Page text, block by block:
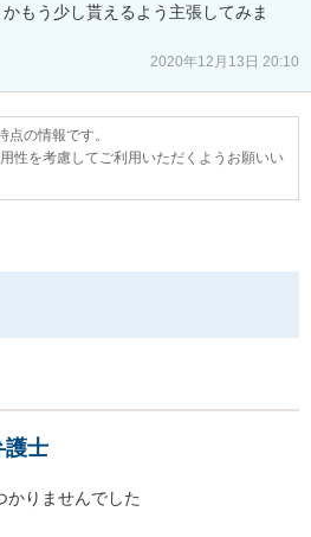
もう少し貰えるよう主張してみま
2020年12月13日 20:10
の情報です。
性を考慮してご利用いただくようお願いい
護士
かりませんでした